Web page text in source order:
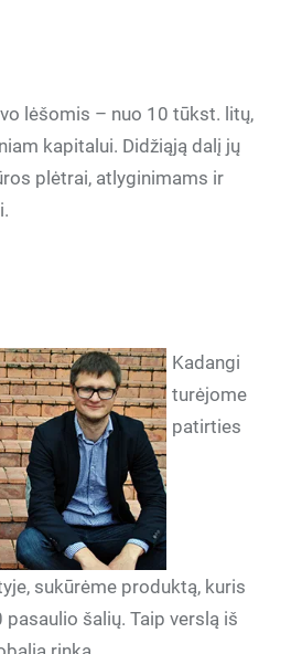
lėšomis – nuo 10 tūkst. litų,
kapitalui. Didžiąją dalį jų
plėtrai, atlyginimams ir
Kadangi
turėjome
patirties
sukūrėme produktą, kuris
šalių. Taip verslą iš